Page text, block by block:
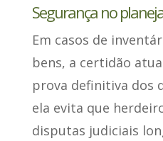
Segurança no
Em casos de
bens, a certidão
prova definitiva dos
ela evita que
disputas judiciais